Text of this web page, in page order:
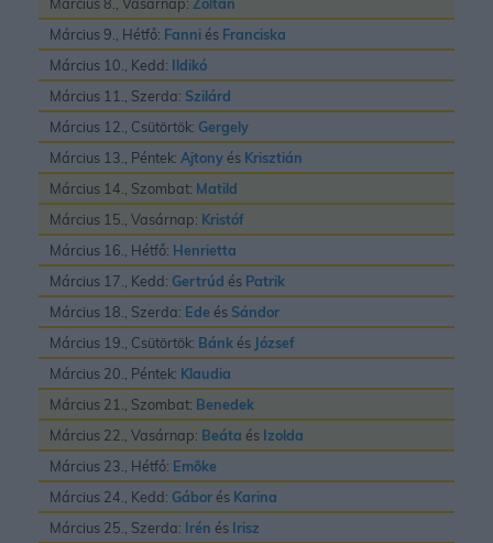
Március 9., Hétfő: Fanni és Franciska
Március 10., Kedd: Ildikó
Március 11., Szerda: Szilárd
Március 12., Csütörtök: Gergely
Március 13., Péntek: Ajtony és Krisztián
Március 14., Szombat: Matild
Március 15., Vasárnap: Kristóf
Március 16., Hétfő: Henrietta
Március 17., Kedd: Gertrúd és Patrik
Március 18., Szerda: Ede és Sándor
Március 19., Csütörtök: Bánk és József
Március 20., Péntek: Klaudia
Március 21., Szombat: Benedek
Március 22., Vasárnap: Beáta és Izolda
Március 23., Hétfő: Emõke
Március 24., Kedd: Gábor és Karina
Március 25., Szerda: Irén és Irisz